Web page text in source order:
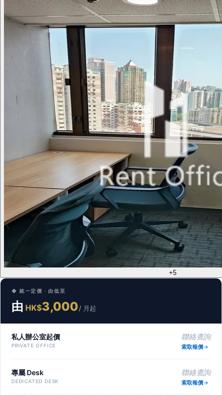
+5
◆ 統一定價 · 由低至
由 HK$3,000/ 月起
私人辦公室起價
PRIVATE OFFICE
聯絡查詢
索取報價
專屬 Desk
DEDICATED DESK
聯絡查詢
索取報價